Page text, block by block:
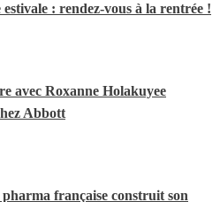
estivale : rendez-vous à la rentrée !
avec Roxanne Holakuyee
Abbott
française construit son